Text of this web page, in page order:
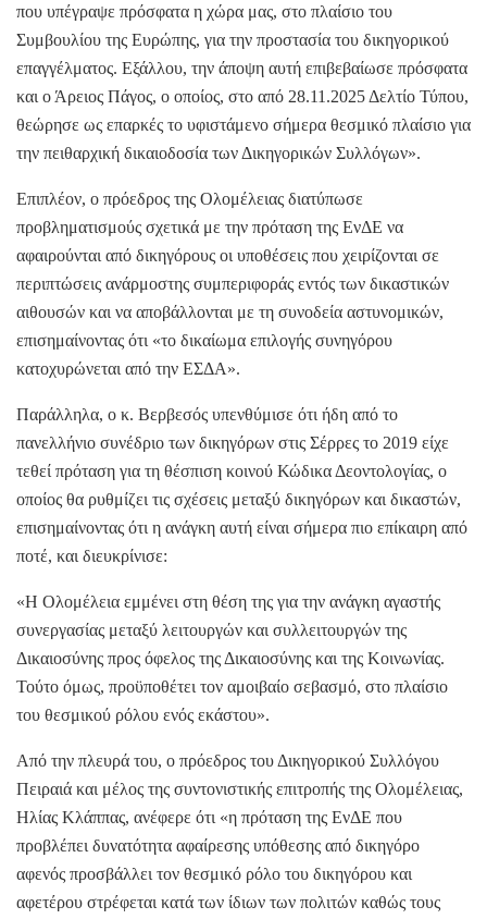
που υπέγραψε πρόσφατα η χώρα μας, στο πλαίσιο του
Συμβουλίου της Ευρώπης, για την προστασία του δικηγορικού
επαγγέλματος. Εξάλλου, την άποψη αυτή επιβεβαίωσε πρόσφατα
και ο Άρειος Πάγος, ο οποίος, στο από 28.11.2025 Δελτίο Τύπου,
θεώρησε ως επαρκές το υφιστάμενο σήμερα θεσμικό πλαίσιο για
την πειθαρχική δικαιοδοσία των Δικηγορικών Συλλόγων».
Επιπλέον, ο πρόεδρος της Ολομέλειας διατύπωσε
προβληματισμούς σχετικά με την πρόταση της ΕνΔΕ να
αφαιρούνται από δικηγόρους οι υποθέσεις που χειρίζονται σε
περιπτώσεις ανάρμοστης συμπεριφοράς εντός των δικαστικών
αιθουσών και να αποβάλλονται με τη συνοδεία αστυνομικών,
επισημαίνοντας ότι «το δικαίωμα επιλογής συνηγόρου
κατοχυρώνεται από την ΕΣΔΑ».
Παράλληλα, ο κ. Βερβεσός υπενθύμισε ότι ήδη από το
πανελλήνιο συνέδριο των δικηγόρων στις Σέρρες το 2019 είχε
τεθεί πρόταση για τη θέσπιση κοινού Κώδικα Δεοντολογίας, ο
οποίος θα ρυθμίζει τις σχέσεις μεταξύ δικηγόρων και δικαστών,
επισημαίνοντας ότι η ανάγκη αυτή είναι σήμερα πιο επίκαιρη από
ποτέ, και διευκρίνισε:
«Η Ολομέλεια εμμένει στη θέση της για την ανάγκη αγαστής
συνεργασίας μεταξύ λειτουργών και συλλειτουργών της
Δικαιοσύνης προς όφελος της Δικαιοσύνης και της Κοινωνίας.
Τούτο όμως, προϋποθέτει τον αμοιβαίο σεβασμό, στο πλαίσιο
του θεσμικού ρόλου ενός εκάστου».
Από την πλευρά του, ο πρόεδρος του Δικηγορικού Συλλόγου
Πειραιά και μέλος της συντονιστικής επιτροπής της Ολομέλειας,
Ηλίας Κλάππας, ανέφερε ότι «η πρόταση της ΕνΔΕ που
προβλέπει δυνατότητα αφαίρεσης υπόθεσης από δικηγόρο
αφενός προσβάλλει τον θεσμικό ρόλο του δικηγόρου και
αφετέρου στρέφεται κατά των ίδιων των πολιτών καθώς τους